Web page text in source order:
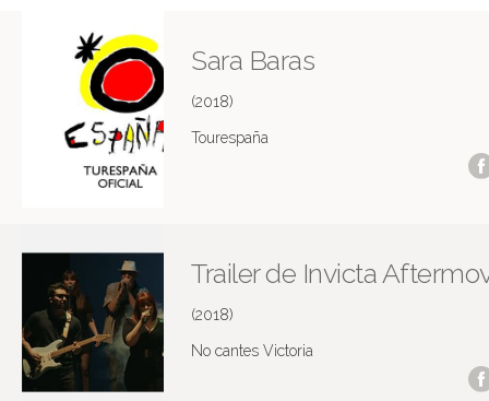
Sara Baras
(2018)
Tourespaña
Trailer de Invicta
(2018)
No cantes Victoria